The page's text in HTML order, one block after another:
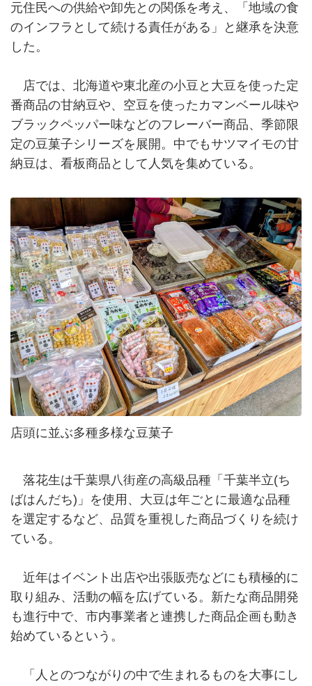
元住民への供給や卸先との関係を考え、「地域の食
のインフラとして続ける責任がある」と継承を決意
した。
店では、北海道や東北産の小豆と大豆を使った定
番商品の甘納豆や、空豆を使ったカマンベール味や
ブラックペッパー味などのフレーバー商品、季節限
定の豆菓子シリーズを展開。中でもサツマイモの甘
納豆は、看板商品として人気を集めている。
店頭に並ぶ多種多様な豆菓子
落花生は千葉県八街産の高級品種「千葉半立(ち
ばはんだち)」を使用、大豆は年ごとに最適な品種
を選定するなど、品質を重視した商品づくりを続け
ている。
近年はイベント出店や出張販売などにも積極的に
取り組み、活動の幅を広げている。新たな商品開発
も進行中で、市内事業者と連携した商品企画も動き
始めているという。
「人とのつながりの中で生まれるものを大事にし